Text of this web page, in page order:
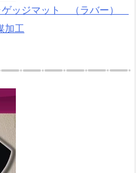
ッジマット （ラバー）
工